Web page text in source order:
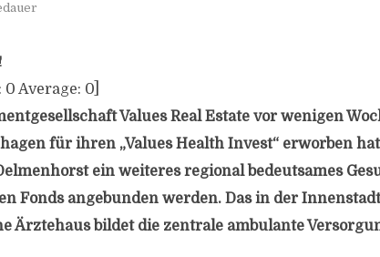
0 Average: 0
Values Real Estate vor wenigen
für ihren „Values Health Invest“ erworben
ein weiteres regional bedeutsames
Fonds angebunden werden. Das in der
Ärztehaus bildet die zentrale ambulante